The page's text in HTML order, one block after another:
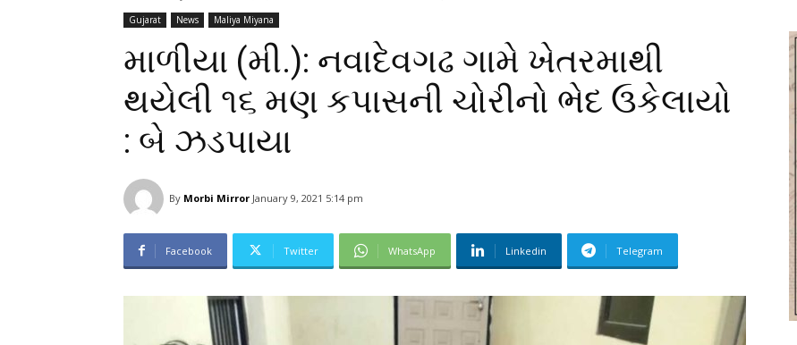
Gujarat News Maliya Miyana
માળીયા (મી.): નવાદેવગઢ ગામે ખેતરમાથી
થયેલી ૧૬ મણ કપાસની ચોરીનો ભેદ ઉકેલાયો
: બે ઝડપાયા
By Morbi Mirror January 9, 2021 5:14 pm
Facebook Twitter WhatsApp Linkedin Telegram